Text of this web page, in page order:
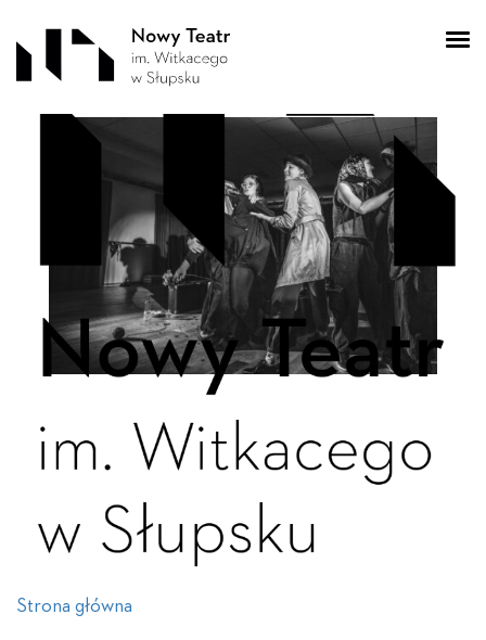
Strona główna
NT_jablonie_proba_